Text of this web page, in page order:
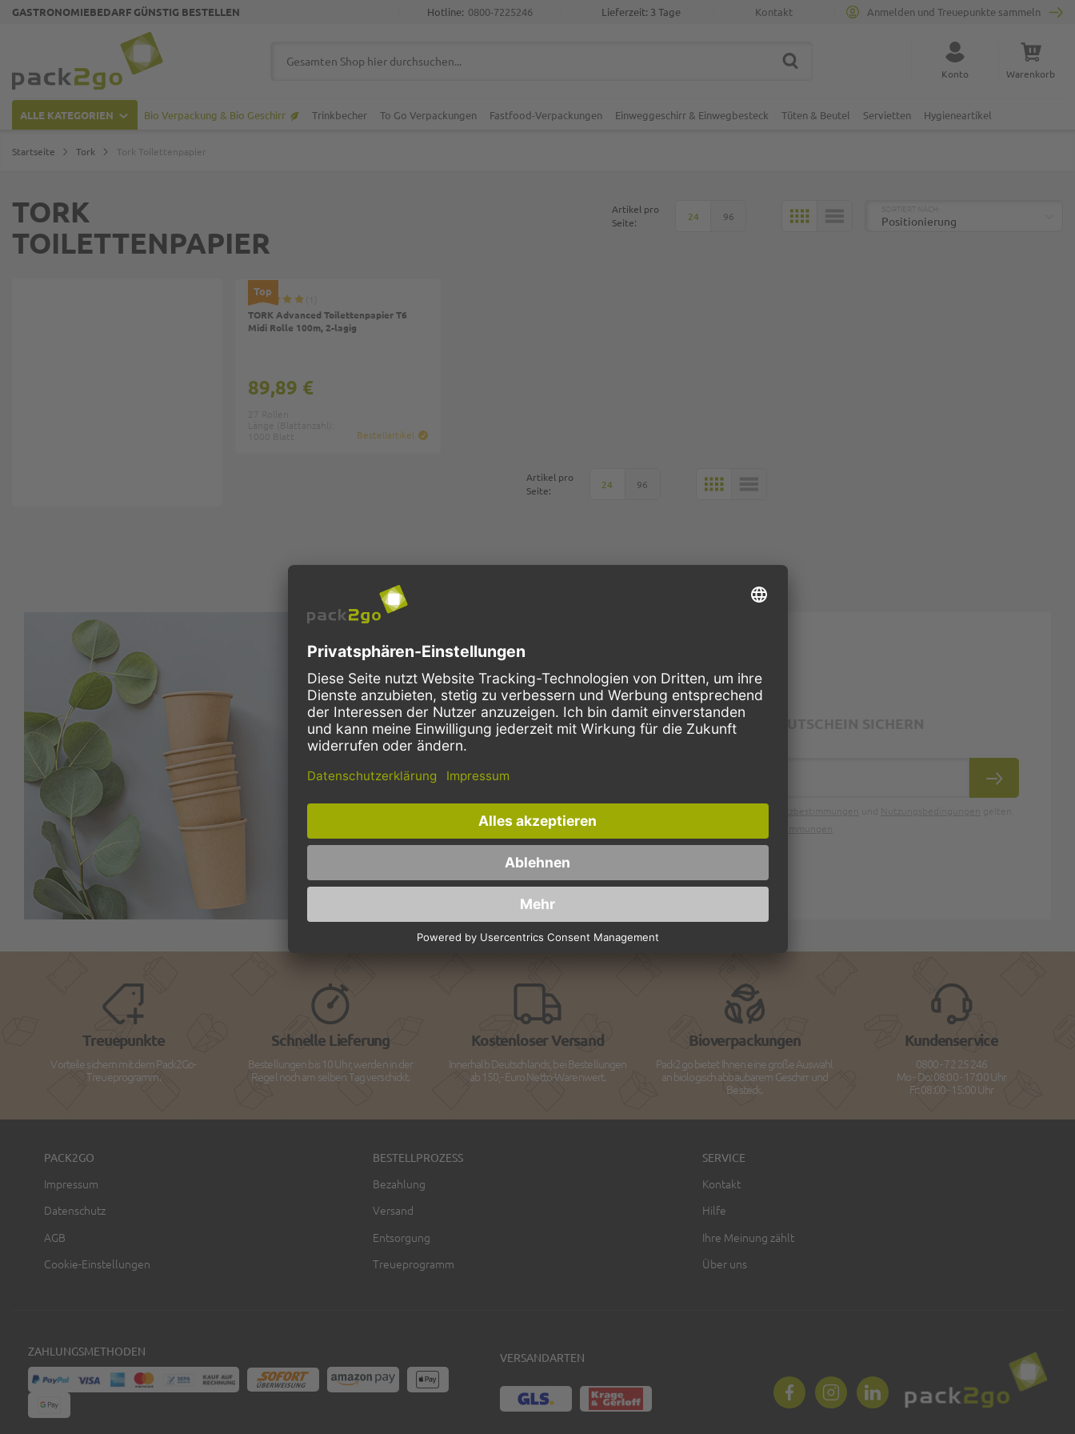
GASTRONOMIEBEDARF GÜNSTIG BESTELLEN Kontakt
Lieferzeit: 3 Tage
Hotline: 0800-7225246 Anmelden und Treuepunkte sammeln
Suche schließen
SUCHE Konto Warenkorb
ALLE KATEGORIEN Bio Verpackung & Bio Geschirr Trinkbecher To Go Verpackungen Fastfood-Verpackungen Einweggeschirr & Einwegbesteck Tüten & Beutel Servietten Hygieneartikel
Startseite Tork Tork Toilettenpapier
TORK
TOILETTENPAPIER
Artikel pro
Seite:
24 96 KACHELN
Top
TORK Advanced Toilettenpapier T6
Midi Rolle 100m, 2-lagig
Bestellartikel
89,89 €
Artikel pro
Seite:
24 96 KACHELN
NEWSLETTER ABONNIEREN UND 10€ GUTSCHEIN SICHERN
ABONNIEREN
Weitere Informationen finden Sie in unseren
Treuepunkte
Vorteile sichern mit dem Pack2Go-
Treueprogramm.
Schnelle Lieferung
Bestellungen bis 10 Uhr, werden in der
Regel noch am selben Tag verschickt.
Kostenloser Versand
Innerhalb Deutschlands, bei Bestellungen
ab 150,- Euro Netto-Warenwert.
Bioverpackungen
Pack2go bietet Ihnen eine große Auswahl
an biologisch abbaubarem Geschirr und
Besteck.
Kundenservice
0800 - 72 25 246
Mo - Do: 08:00 - 17:00 Uhr
Fr: 08:00 - 15:00 Uhr
PACK2GO
Impressum
Datenschutz
AGB
Cookie-Einstellungen
BESTELLPROZESS
Bezahlung
Versand
Entsorgung
Treueprogramm
SERVICE
Kontakt
Hilfe
Ihre Meinung zählt
Über uns
ZAHLUNGSMETHODEN
VERSANDARTEN
FacebookInstagramLinkedIn